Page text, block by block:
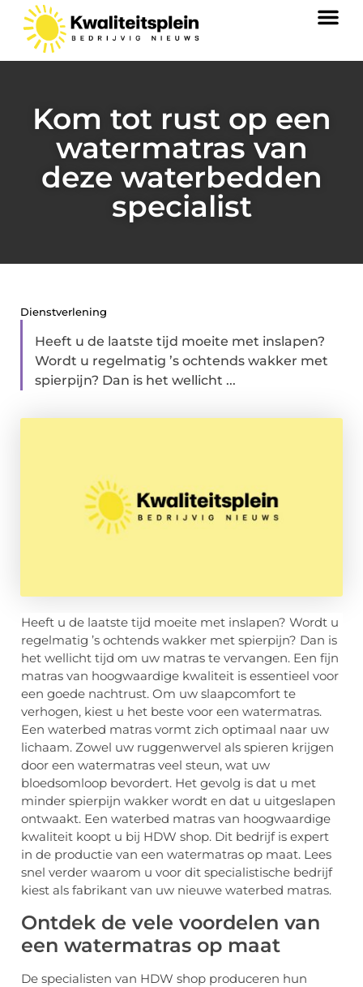
Kom tot rust op een
watermatras van
deze waterbedden
specialist
Dienstverlening
Heeft u de laatste tijd moeite met inslapen?
Wordt u regelmatig ’s ochtends wakker met
spierpijn? Dan is het wellicht ...
Heeft u de laatste tijd moeite met inslapen? Wordt u
regelmatig ’s ochtends wakker met spierpijn? Dan is
het wellicht tijd om uw matras te vervangen. Een fijn
matras van hoogwaardige kwaliteit is essentieel voor
een goede nachtrust. Om uw slaapcomfort te
verhogen, kiest u het beste voor een watermatras.
Een waterbed matras vormt zich optimaal naar uw
lichaam. Zowel uw ruggenwervel als spieren krijgen
door een watermatras veel steun, wat uw
bloedsomloop bevordert. Het gevolg is dat u met
minder spierpijn wakker wordt en dat u uitgeslapen
ontwaakt. Een waterbed matras van hoogwaardige
kwaliteit koopt u bij HDW shop. Dit bedrijf is expert
in de productie van een watermatras op maat. Lees
snel verder waarom u voor dit specialistische bedrijf
kiest als fabrikant van uw nieuwe waterbed matras.
Ontdek de vele voordelen van
een watermatras op maat
De specialisten van HDW shop produceren hun